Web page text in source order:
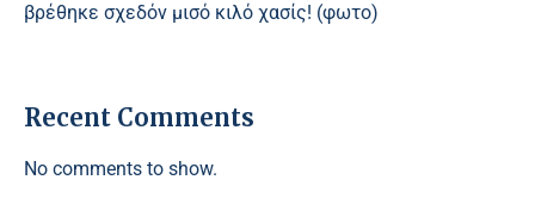
βρέθηκε σχεδόν μισό κιλό χασίς! (φωτο)
Recent Comments
No comments to show.